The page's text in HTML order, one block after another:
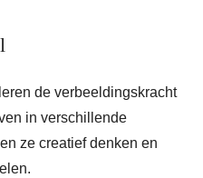
de verbeeldingskracht
in verschillende
ze creatief denken en